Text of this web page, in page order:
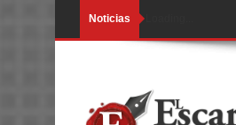
Noticias